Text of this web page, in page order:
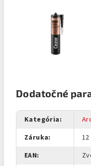
Dodatočné
Kategória:
Záruka:
EAN: